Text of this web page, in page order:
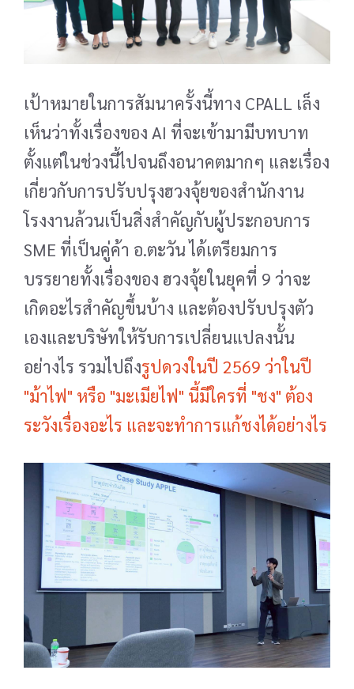
เป้าหมายในการสัมนาครั้งนี้ทาง CPALL เล็ง
เห็นว่าทั้งเรื่องของ AI ที่จะเข้ามามีบทบาท
ตั้งแต่ในช่วงนี้ไปจนถึงอนาคตมากๆ และเรื่อง
เกี่ยวกับการปรับปรุงฮวงจุ้ยของสำนักงาน
โรงงานล้วนเป็นสิ่งสำคัญกับผู้ประกอบการ
SME ที่เป็นคู่ค้า อ.ตะวัน ได้เตรียมการ
บรรยายทั้งเรื่องของ ฮวงจุ้ยในยุคที่ 9 ว่าจะ
เกิดอะไรสำคัญขึ้นบ้าง และต้องปรับปรุงตัว
เองและบริษัทให้รับการเปลี่ยนแปลงนั้น
อย่างไร รวมไปถึงรูปดวงในปี 2569 ว่าในปี
"ม้าไฟ" หรือ "มะเมียไฟ" นี้มีใครที่ "ชง" ต้อง
ระวังเรื่องอะไร และจะทำการแก้ชงได้อย่างไร